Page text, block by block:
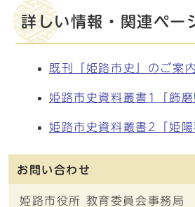
詳しい情報・関連ペー
既刊「姫路市史」のご案内
姫路市史資料叢書1「飾
姫路市史資料叢書2「姫
お問い合わせ
姫路市役所 教育委員会事務局